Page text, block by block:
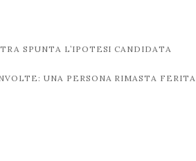
SPUNTA L’IPOTESI CANDIDATA
UNA PERSONA RIMASTA FERITA